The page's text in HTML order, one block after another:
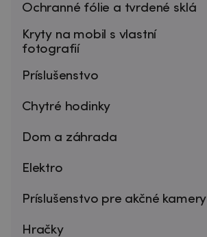
Ochranné fólie a tvrdené sklá
Kryty na mobil s vlastní
fotografií
Príslušenstvo
Chytré hodinky
Dom a záhrada
Elektro
Príslušenstvo pre akčné kamery
Hračky